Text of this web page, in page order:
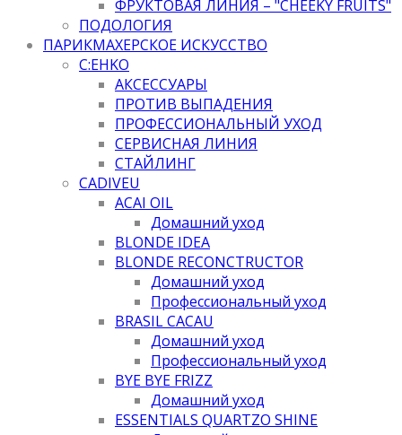
ФРУКТОВАЯ ЛИНИЯ – "CHEEKY FRUITS"
ПОДОЛОГИЯ
ПАРИКМАХЕРСКОЕ ИСКУССТВО
C:EHKO
АКСЕССУАРЫ
ПРОТИВ ВЫПАДЕНИЯ
ПРОФЕССИОНАЛЬНЫЙ УХОД
СЕРВИСНАЯ ЛИНИЯ
СТАЙЛИНГ
CADIVEU
ACAI OIL
Домашний уход
BLONDE IDEA
BLONDE RECONCTRUCTOR
Домашний уход
Профессиональный уход
BRASIL CACAU
Домашний уход
Профессиональный уход
BYE BYE FRIZZ
Домашний уход
ESSENTIALS QUARTZO SHINE